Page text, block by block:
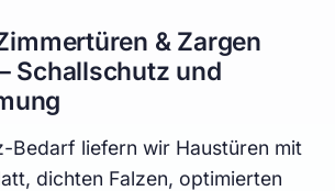
& Zargen
Schallschutz und
Bedarf liefern wir Haustüren mit
dichten Falzen, optimierten